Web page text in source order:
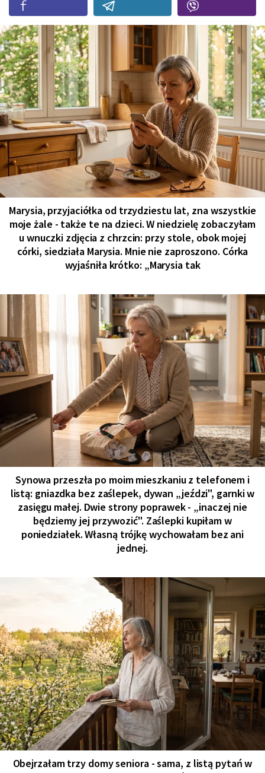
Marysia, przyjaciółka od trzydziestu lat, zna wszystkie
moje żale - także te na dzieci. W niedzielę zobaczyłam
u wnuczki zdjęcia z chrzcin: przy stole, obok mojej
córki, siedziała Marysia. Mnie nie zaproszono. Córka
wyjaśniła krótko: „Marysia tak
Synowa przeszła po moim mieszkaniu z telefonem i
listą: gniazdka bez zaślepek, dywan „jeździ", garnki w
zasięgu małej. Dwie strony poprawek - „inaczej nie
będziemy jej przywozić". Zaślepki kupiłam w
poniedziałek. Własną trójkę wychowałam bez ani
jednej.
Obejrzałam trzy domy seniora - sama, z listą pytań w